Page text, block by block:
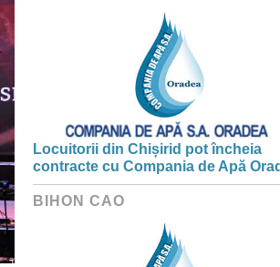
Locuitorii din Chișirid pot încheia
contracte cu Compania de Apă
BIHON CAO